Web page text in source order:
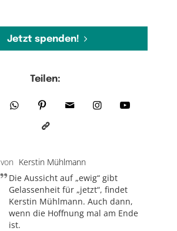
Jetzt spenden!
Teilen:
von Kerstin Mühlmann
Die Aussicht auf „ewig“ gibt
Gelassenheit für „jetzt“, findet
Kerstin Mühlmann. Auch dann,
wenn die Hoffnung mal am Ende
ist.